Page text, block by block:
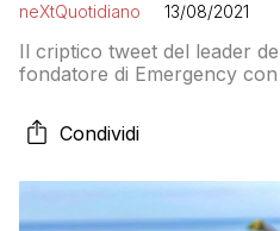
neXtQuotidiano 13/08/2021
Il criptico tweet del leader
fondatore di Emergency
Condividi